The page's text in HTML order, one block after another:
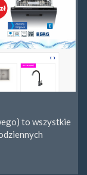
to wszystkie